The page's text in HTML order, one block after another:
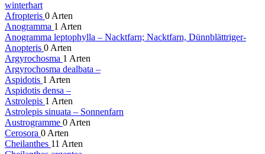
winterhart
Afropteris 0 Arten
Anogramma 1 Arten
Anogramma leptophylla – Nacktfarn; Nacktfarn, Dünnblättriger-
Anopteris 0 Arten
Argyrochosma 1 Arten
Argyrochosma dealbata –
Aspidotis 1 Arten
Aspidotis densa –
Astrolepis 1 Arten
Astrolepis sinuata – Sonnenfarn
Austrogramme 0 Arten
Cerosora 0 Arten
Cheilanthes 11 Arten